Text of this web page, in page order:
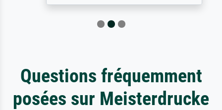
Questions fréquemment
posées sur Meisterdrucke